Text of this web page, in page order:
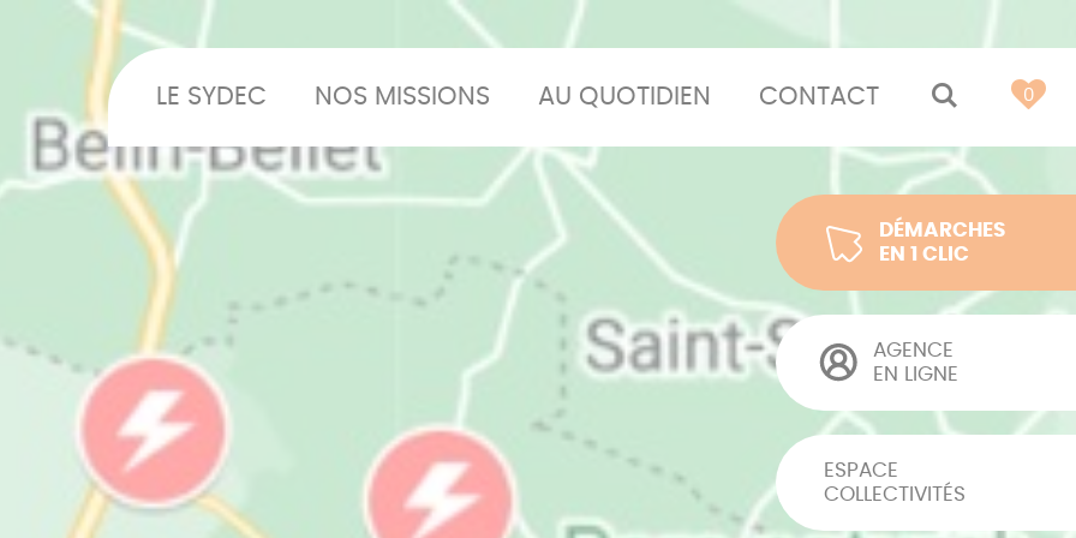
LE SYDEC NOS MISSIONS AU QUOTIDIEN CONTACT 0
DÉMARCHES
EN 1 CLIC
AGENCE
EN LIGNE
ESPACE
COLLECTIVITÉS